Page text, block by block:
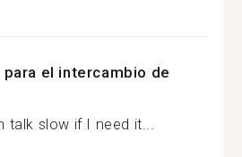
el intercambio de
talk slow if I need it...